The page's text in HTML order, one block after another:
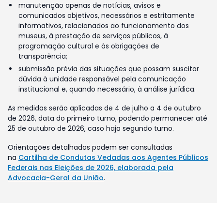
manutenção apenas de notícias, avisos e
comunicados objetivos, necessários e estritamente
informativos, relacionados ao funcionamento dos
museus, à prestação de serviços públicos, à
programação cultural e às obrigações de
transparência;
submissão prévia das situações que possam suscitar
dúvida à unidade responsável pela comunicação
institucional e, quando necessário, à análise jurídica.
As medidas serão aplicadas de 4 de julho a 4 de outubro
de 2026, data do primeiro turno, podendo permanecer até
25 de outubro de 2026, caso haja segundo turno.
Orientações detalhadas podem ser consultadas
na Cartilha de Condutas Vedadas aos Agentes Públicos
Federais nas Eleições de 2026, elaborada pela
Advocacia-Geral da União.